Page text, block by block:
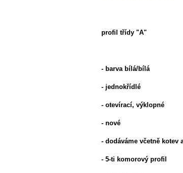
profil třídy "A"
- barva bílá/bílá
- jednokřídlé
- otevírací, výklopné
- nové
- dodáváme včetně kotev
- 5-ti komorový profil